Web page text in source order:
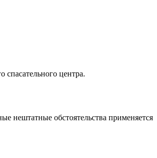
центра.
нештатные обстоятельства применяется